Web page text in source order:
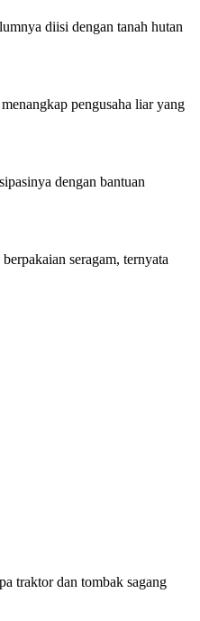
diisi dengan tanah hutan
pengusaha liar yang
dengan bantuan
seragam, ternyata
traktor dan tombak sagang